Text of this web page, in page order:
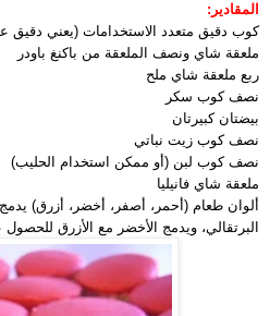
المقادير:
كوب دقيق متعدد الاستخدامات (يعني دقيق
ملعقة شاي ونصف الملعقة من باكنغ باودر
ربع ملعقة شاي ملح
نصف كوب سكر
بيضتان كبيرتان
نصف كوب زيت نباتي
نصف كوب لبن (أو ممكن استخدام الحليب)
ملعقة شاي فانيليا
ألوان طعام (أحمر، أصفر، أخضر، أزرق)
البرتقالي، ويدمج الأخضر مع الأزرق